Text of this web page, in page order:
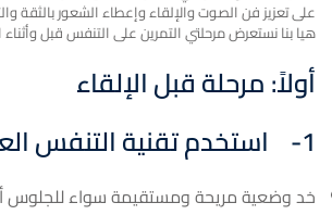
على تعزيز فن الصوت والإلقاء وإعطاء الشعور بالثقة
هيا بنا نستعرض مرحلتي التمرين على التنفس قبل وأثناء
أولاً: مرحلة قبل الإلقاء
1-
استخدم تقنية التنفس
خد وضعية مريحة ومستقيمة سواء للجلوس